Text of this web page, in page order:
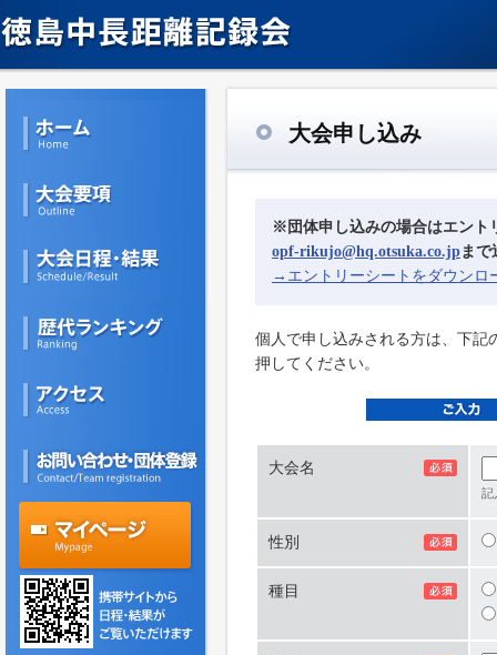
大会申し込み
※団体申し込みの場合はエント
opf-rikujo@hq.otsuka.co.jpまで
→エントリーシートをダウンロ
個人で申し込みされる方は、下
押してください。
大会名
記
性別
種目